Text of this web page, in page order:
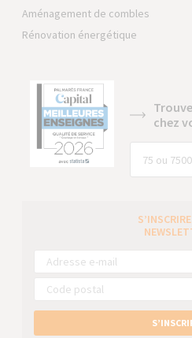
Aménagement de combles
Rénovation énergétique
chez